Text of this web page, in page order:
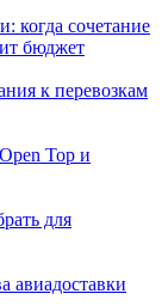
когда сочетание
бюджет
к перевозкам
Top и
для
авиадоставки